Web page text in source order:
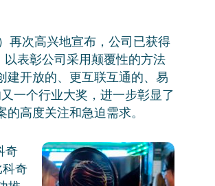
再次高兴地宣布，公司已获得
以表彰公司采用颠覆性的方法
建开放的、更互联互通的、易
一个行业大奖，进一步彰显了
高度关注和急迫需求。
奇
奇